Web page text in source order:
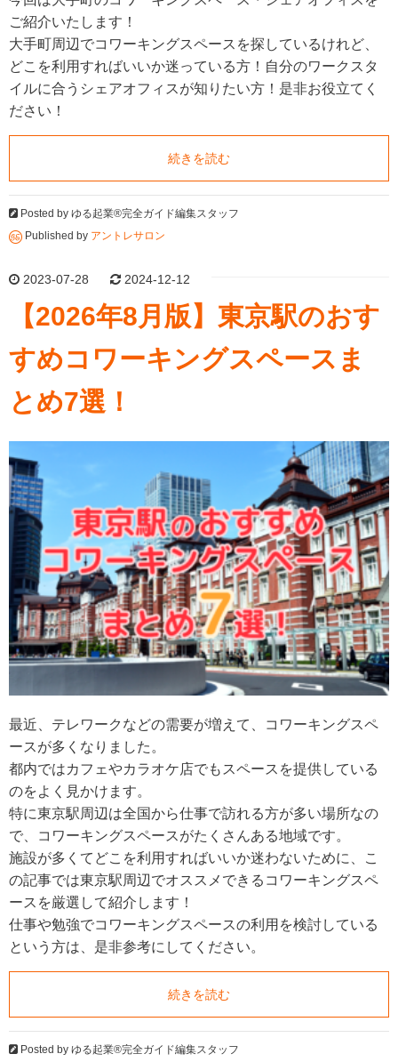
ご紹介いたします！
大手町周辺でコワーキングスペースを探しているけれど、
どこを利用すればいいか迷っている方！自分のワークスタ
イルに合うシェアオフィスが知りたい方！是非お役立てく
ださい！
続きを読む
Posted by ゆる起業®完全ガイド編集スタッフ
Published by アントレサロン
2023-07-28 2024-12-12
【2026年8月版】東京駅のおす
すめコワーキングスペースま
とめ7選！
最近、テレワークなどの需要が増えて、コワーキングスペ
ースが多くなりました。
都内ではカフェやカラオケ店でもスペースを提供している
のをよく見かけます。
特に東京駅周辺は全国から仕事で訪れる方が多い場所なの
で、コワーキングスペースがたくさんある地域です。
施設が多くてどこを利用すればいいか迷わないために、こ
の記事では東京駅周辺でオススメできるコワーキングスペ
ースを厳選して紹介します！
仕事や勉強でコワーキングスペースの利用を検討している
という方は、是非参考にしてください。
続きを読む
Posted by ゆる起業®完全ガイド編集スタッフ